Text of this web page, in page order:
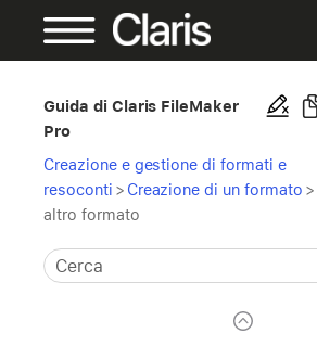
Guida di Claris FileMaker
Pro
Creazione e gestione di formati e
resoconti > Creazione di un formato >
altro formato